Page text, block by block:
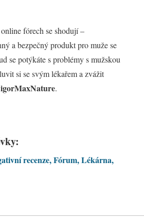
fórech se shodují –
a bezpečný produkt pro muže se
se potýkáte s problémy s mužskou
si se svým lékařem a zvážit
.
recenze, Fórum, Lékárna,